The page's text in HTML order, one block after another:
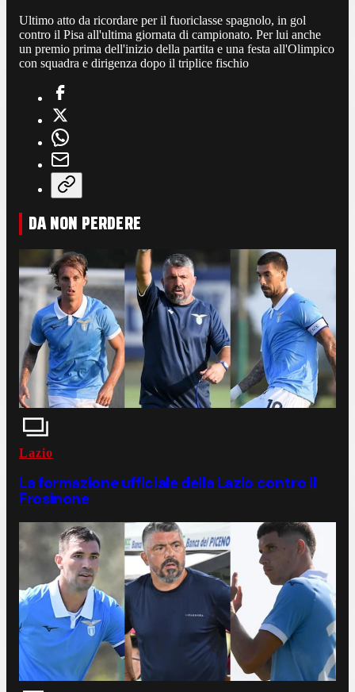
Ultimo atto da ricordare per il fuoriclasse spagnolo, in gol
contro il Pisa all'ultima giornata di campionato. Per lui anche
un premio prima dell'inizio della partita e una festa all'Olimpico
con squadra e dirigenza dopo il triplice fischio
DA NON PERDERE
Lazio
La formazione ufficiale della Lazio contro il
Frosinone